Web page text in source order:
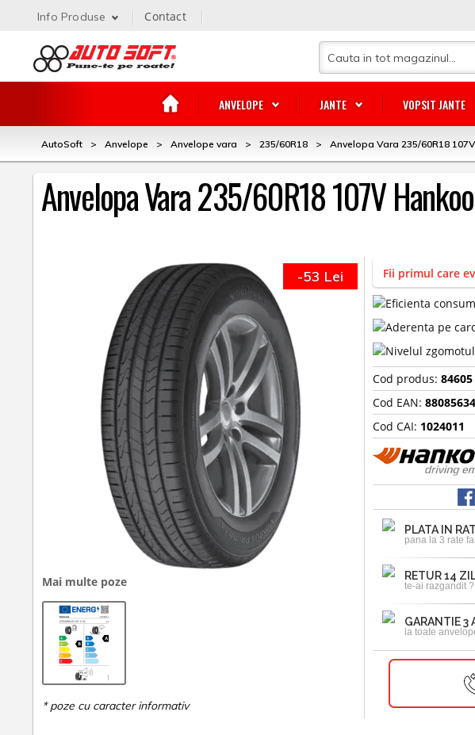
ANVELOPE JANTE VOPSIT JANTE
Info Produse Contact
AutoSoft > Anvelope > Anvelope vara > 235/60R18 > Anvelopa Vara 235/60R18
Anvelopa Vara 235/60R18 107V
Mai multe poze
-53 Lei Fii primul care
Cod produs:84605
Cod EAN:
Cod CAI: 1024011
PLATA IN
pana la 3 rate
RETUR 14
te-ai razgandit
GARANTIE 3
la toate